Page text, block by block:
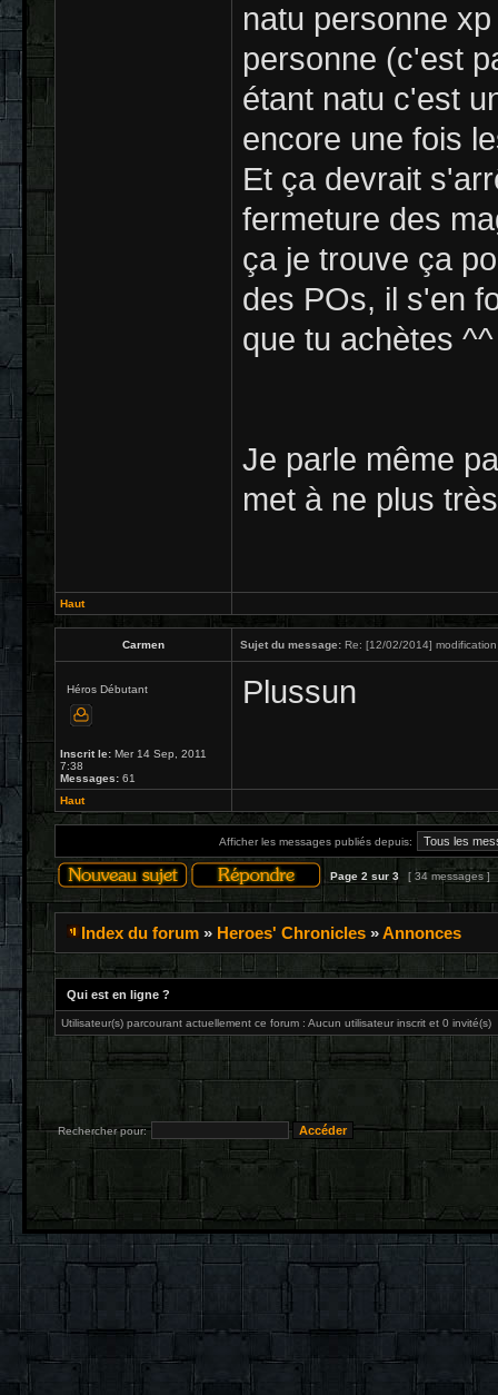
natu personne
personne (c'est
étant natu c'est
encore une fois
Et ça devrait
fermeture des
ça je trouve ça
des POs, il s'en
que tu achètes ^^
Je parle même
met à ne plus
Haut
Carmen Sujet du message: Re: [12/02/2014] modification
Héros Débutant
Inscrit le: Mer 14 Sep, 2011
7:38
Messages: 61
Plussun
Haut
Afficher les messages publiés depuis:
Page 2 sur 3 [ 34 messages ]
Index du forum » Heroes' Chronicles »Annonces
Qui est en ligne ?
Utilisateur(s) parcourant actuellement ce forum : Aucun utilisateur inscrit et 0 invité(s)
Rechercher pour: